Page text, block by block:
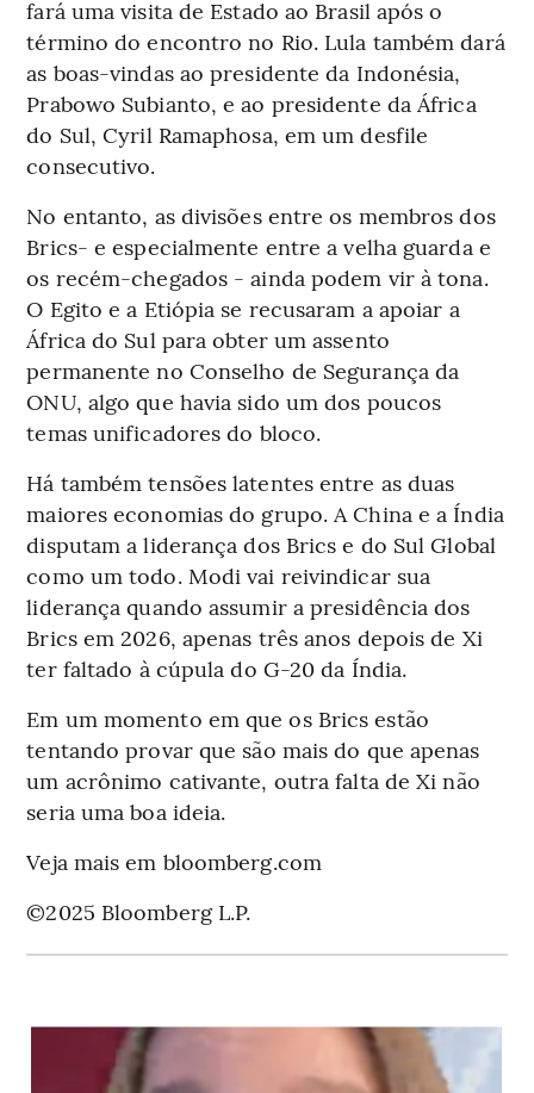
fará uma visita de Estado ao Brasil após o
término do encontro no Rio. Lula também dará
as boas-vindas ao presidente da Indonésia,
Prabowo Subianto, e ao presidente da África
do Sul, Cyril Ramaphosa, em um desfile
consecutivo.
No entanto, as divisões entre os membros dos
Brics- e especialmente entre a velha guarda e
os recém-chegados - ainda podem vir à tona.
O Egito e a Etiópia se recusaram a apoiar a
África do Sul para obter um assento
permanente no Conselho de Segurança da
ONU, algo que havia sido um dos poucos
temas unificadores do bloco.
Há também tensões latentes entre as duas
maiores economias do grupo. A China e a Índia
disputam a liderança dos Brics e do Sul Global
como um todo. Modi vai reivindicar sua
liderança quando assumir a presidência dos
Brics em 2026, apenas três anos depois de Xi
ter faltado à cúpula do G-20 da Índia.
Em um momento em que os Brics estão
tentando provar que são mais do que apenas
um acrônimo cativante, outra falta de Xi não
seria uma boa ideia.
Veja mais em bloomberg.com
©2025 Bloomberg L.P.